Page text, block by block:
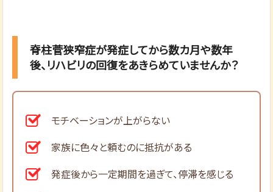
脊柱菅狭窄症が発症してから数カ月や数年
後、リハビリの回復をあきらめていませんか？
モチベーションが上がらない
家族に色々と頼むのに抵抗がある
発症後から一定期間を過ぎて、停滞を感じる